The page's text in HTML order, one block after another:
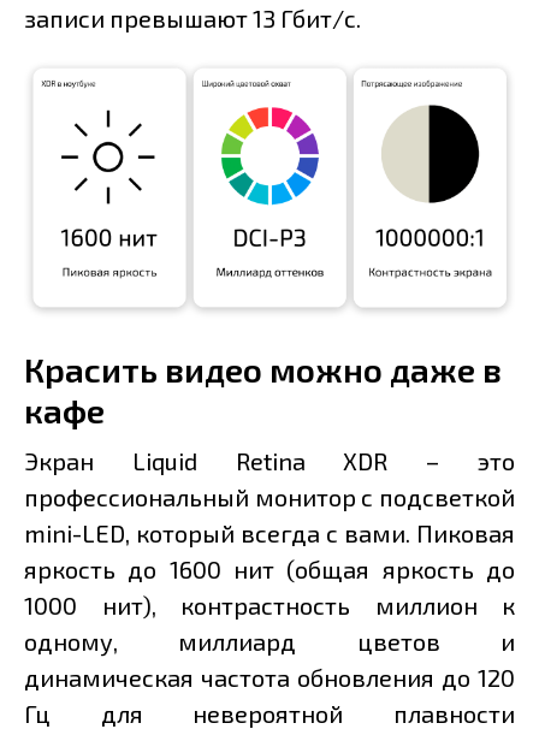
записи превышают 13 Гбит/с.
Красить видео можно даже в
кафе
Экран Liquid Retina XDR – это
профессиональный монитор с подсветкой
mini-LED, который всегда с вами. Пиковая
яркость до 1600 нит (общая яркость до
1000 нит), контрастность миллион к
одному, миллиард цветов и
динамическая частота обновления до 120
Гц для невероятной плавности